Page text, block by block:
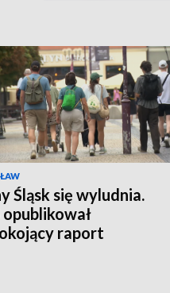
Śląsk się wyludnia.
opublikował
raport